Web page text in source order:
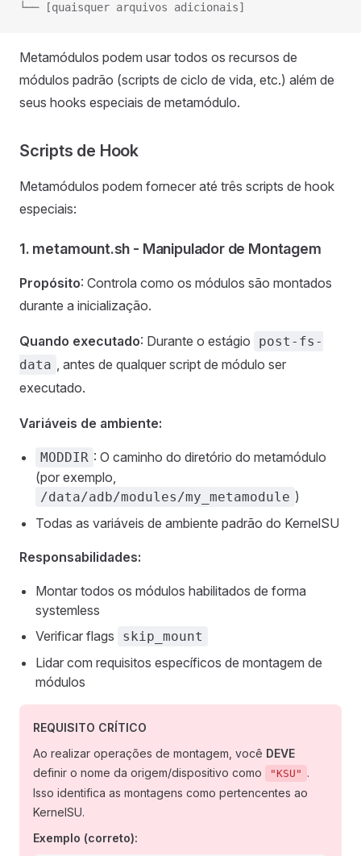
└── [quaisquer arquivos adicionais]
Metamódulos podem usar todos os recursos de
módulos padrão (scripts de ciclo de vida, etc.) além de
seus hooks especiais de metamódulo.
Scripts de Hook
Metamódulos podem fornecer até três scripts de hook
especiais:
1. metamount.sh - Manipulador de Montagem
Propósito: Controla como os módulos são montados
durante a inicialização.
Quando executado: Durante o estágio
post-fs-
data , antes de qualquer script de módulo ser
executado.
Variáveis de ambiente:
MODDIR : O caminho do diretório do metamódulo
(por exemplo,
/data/adb/modules/my_metamodule )
Todas as variáveis de ambiente padrão do KernelSU
Responsabilidades:
Montar todos os módulos habilitados de forma
systemless
Verificar flags
skip_mount
Lidar com requisitos específicos de montagem de
módulos
REQUISITO CRÍTICO
Ao realizar operações de montagem, você DEVE
definir o nome da origem/dispositivo como
"KSU" .
Isso identifica as montagens como pertencentes ao
KernelSU.
Exemplo (correto):